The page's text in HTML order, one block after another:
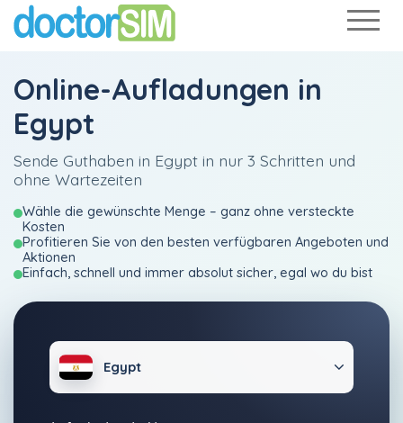
Online-Aufladungen in
Egypt
Sende Guthaben in Egypt in nur 3 Schritten und
ohne Wartezeiten
Wähle die gewünschte Menge – ganz ohne versteckte
Kosten
Profitieren Sie von den besten verfügbaren Angeboten und
Aktionen
Einfach, schnell und immer absolut sicher, egal wo du bist
Egypt